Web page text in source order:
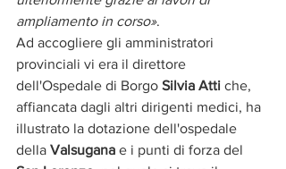
ampliamento in corso».
Ad accogliere gli amministratori
provinciali vi era il direttore
dell'Ospedale di Borgo Silvia Atti che,
affiancata dagli altri dirigenti medici, ha
illustrato la dotazione dell'ospedale
della Valsugana e i punti di forza del